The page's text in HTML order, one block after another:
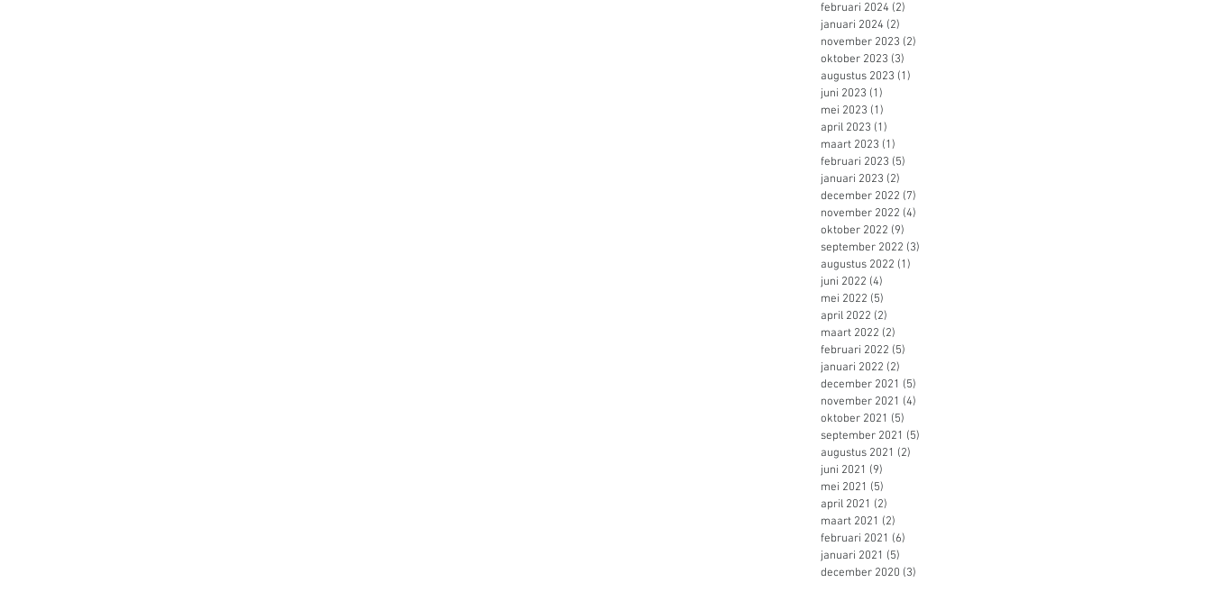
februari 2024 (2)
januari 2024 (2)
november 2023 (2)
oktober 2023 (3)
augustus 2023 (1)
juni 2023 (1)
mei 2023 (1)
april 2023 (1)
maart 2023 (1)
februari 2023 (5)
januari 2023 (2)
december 2022 (7)
november 2022 (4)
oktober 2022 (9)
september 2022 (3)
augustus 2022 (1)
juni 2022 (4)
mei 2022 (5)
april 2022 (2)
maart 2022 (2)
februari 2022 (5)
januari 2022 (2)
december 2021 (5)
november 2021 (4)
oktober 2021 (5)
september 2021 (5)
augustus 2021 (2)
juni 2021 (9)
mei 2021 (5)
april 2021 (2)
maart 2021 (2)
februari 2021 (6)
januari 2021 (5)
december 2020 (3)